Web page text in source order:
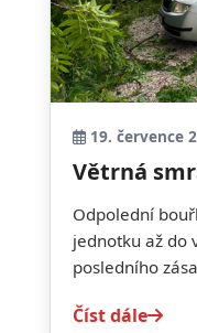
19. července
Větrná
Odpolední
jednotku až do
posledního
Číst dále